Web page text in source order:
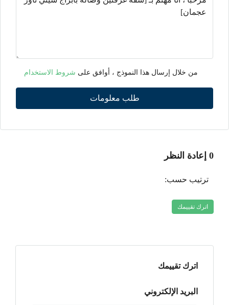
من خلال إرسال هذا النموذج ، أوافق على شروط الاستخدام
طلب معلومات
0 إعادة النظر
ترتيب حسب:
اترك تقييمك
اترك تقييمك
البريد الإلكتروني